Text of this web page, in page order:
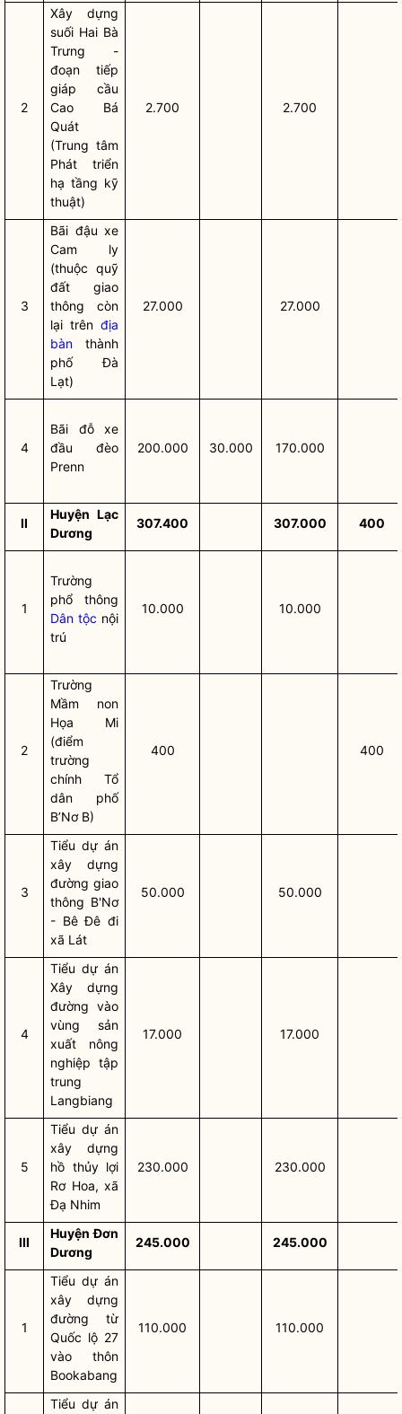
2
Xây dựng
suối Hai Bà
Trưng -
đoạn tiếp
giáp cầu
Cao Bá
Quát
(Trung tâm
Phát triển
hạ tầng kỹ
thuật)
2.700 2.700
3
Bãi đậu xe
Cam ly
(thuộc quỹ
đất giao
thông còn
lại trên địa
bàn thành
phố Đà
Lạt)
27.000 27.000
4
Bãi đỗ xe
đầu đèo
Prenn
200.000 30.000 170.000
II
Huyện Lạc
Dương
307.400 307.000 400
1
Trường
phổ thông
Dân tộc nội
trú
10.000 10.000
2
Trường
Mầm non
Họa Mi
(điểm
trường
chính Tổ
dân phố
B’Nơ B)
400 400
3
Tiểu dự án
xây dựng
đường giao
thông B'Nơ
- Bê Đê đi
xã Lát
50.000 50.000
4
Tiểu dự án
Xây dựng
đường vào
vùng sản
xuất nông
nghiệp tập
trung
Langbiang
17.000 17.000
5
Tiểu dự án
xây dựng
hồ thủy lợi
Rơ Hoa, xã
Đạ Nhim
230.000 230.000
III
Huyện Đơn
Dương
245.000 245.000
1
Tiểu dự án
xây dựng
đường từ
Quốc lộ 27
vào thôn
Bookabang
110.000 110.000
Tiểu dự án